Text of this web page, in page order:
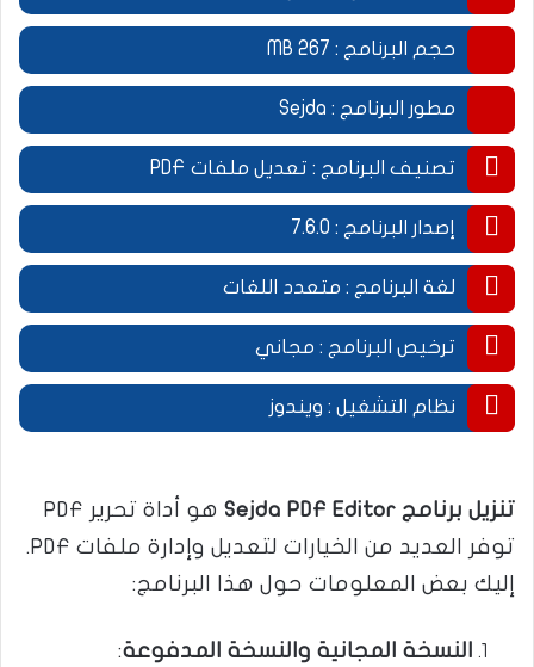
.
.
حجم البرنامج : 267 MB
.
مطور البرنامج : Sejda
.
تصنيف البرنامج : تعديل ملفات PDF
.
إصدار البرنامج : 7.6.0
.
لغة البرنامج : متعدد اللغات
.
ترخيص البرنامج : مجاني
نظام التشغيل : ويندوز
تنزيل برنامج Sejda PDF Editor
هو أداة تحرير PDF
توفر العديد من الخيارات لتعديل وإدارة ملفات PDF.
إليك بعض المعلومات حول هذا البرنامج:
النسخة المجانية والنسخة المدفوعة: